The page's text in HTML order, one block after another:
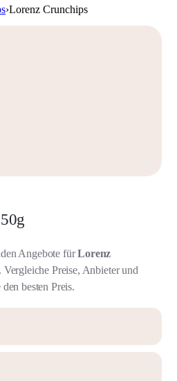
›Lorenz Crunchips
Angebote fürLorenz
Preise, Anbieter und
besten Preis.